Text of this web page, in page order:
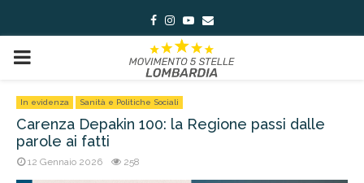
Facebook
Instagram
Youtube
Email
PRIMARY
MENU
In evidenza Sanità e Politiche Sociali
Carenza Depakin 100: la Regione passi dalle
parole ai fatti
12 Gennaio 2026 258